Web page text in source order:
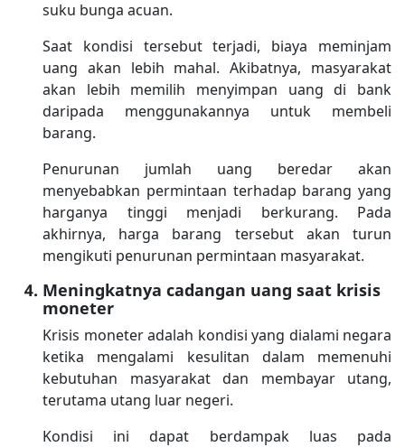
suku bunga acuan.
Saat kondisi tersebut terjadi, biaya meminjam
uang akan lebih mahal. Akibatnya, masyarakat
akan lebih memilih menyimpan uang di bank
daripada menggunakannya untuk membeli
barang.
Penurunan jumlah uang beredar akan
menyebabkan permintaan terhadap barang yang
harganya tinggi menjadi berkurang. Pada
akhirnya, harga barang tersebut akan turun
mengikuti penurunan permintaan masyarakat.
Meningkatnya cadangan uang saat krisis
moneter
Krisis moneter adalah kondisi yang dialami negara
ketika mengalami kesulitan dalam memenuhi
kebutuhan masyarakat dan membayar utang,
terutama utang luar negeri.
Kondisi ini dapat berdampak luas pada